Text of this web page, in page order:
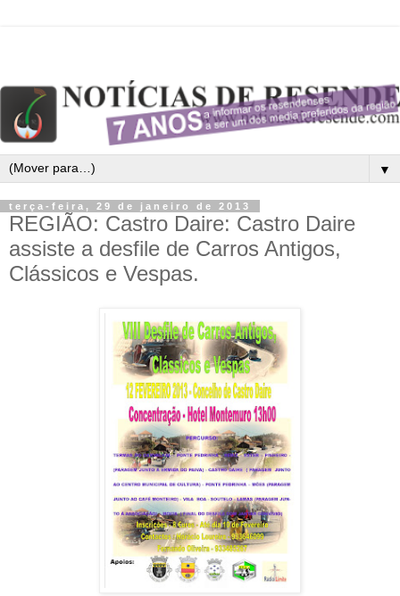
▼
terça-feira, 29 de janeiro de 2013
REGIÃO: Castro Daire: Castro Daire
assiste a desfile de Carros Antigos,
Clássicos e Vespas.